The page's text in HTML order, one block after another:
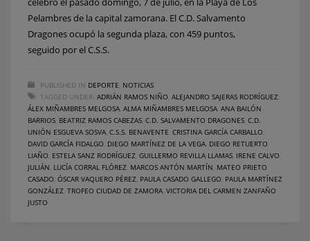
Pelambres de la capital zamorana. El C.D. Salvamento
Dragones ocupó la segunda plaza, con 459 puntos,
seguido por el C.S.S.
PUBLISHED IN DEPORTE NOTICIAS
TAGGED UNDER: ADRIÁN RAMOS NIÑO ALEJANDRO SAJERAS RODRÍGUEZ
ÁLEX MIÑAMBRES MELGOSA ALMA MIÑAMBRES MELGOSA ANA BAILÓN
BARRIOS BEATRIZ RAMOS CABEZAS C.D. SALVAMENTO DRAGONES C.D.
UNIÓN ESGUEVA SOSVA C.S.S. BENAVENTE CRISTINA GARCÍA CARBALLO
DAVID GARCÍA FIDALGO DIEGO MARTÍNEZ DE LA VEGA DIEGO RETUERTO
LIAÑO ESTELA SANZ RODRÍGUEZ GUILLERMO REVILLA LLAMAS IRENE CALVO
JULIÁN LUCÍA CORRAL FLÓREZ MARCOS ANTÓN MARTÍN MATEO PRIETO
CASADO ÓSCAR VAQUERO PÉREZ PAULA CASADO GALLEGO PAULA MARTÍNEZ
GONZÁLEZ TROFEO CIUDAD DE ZAMORA VICTORIA DEL CARMEN ZANFAÑO
JUSTO